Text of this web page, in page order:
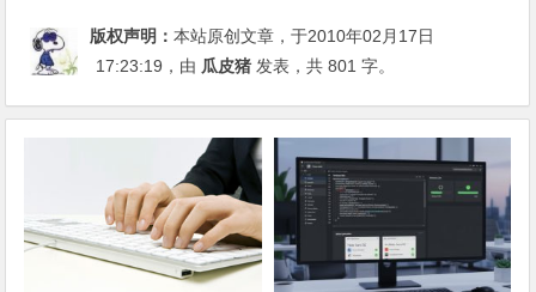
版权声明：本站原创文章，于2010年02月17日
17:23:19 ，由 瓜皮猪 发表，共 801 字。